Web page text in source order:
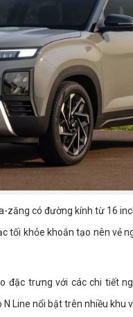
zăng có đường kính từ 16
tối khỏe khoắn tạo nên vẻ
đặc trưng với các chi tiết
Line nổi bật trên nhiều khu